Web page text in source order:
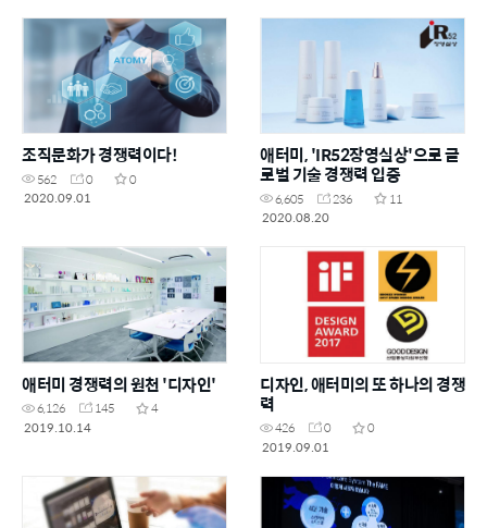
조직문화가 경쟁력이다!
562 0
0
2020.09.01
애터미, 'IR52장영실상'으로 글
로벌 기술 경쟁력 입증
6,605 236
11
2020.08.20
애터미 경쟁력의 원천 '디자인'
6,126 145
4
2019.10.14
디자인, 애터미의 또 하나의 경쟁
력
426 0
0
2019.09.01